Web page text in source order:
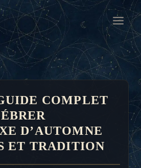
COMPLET
D’AUTOMNE
ET TRADITION